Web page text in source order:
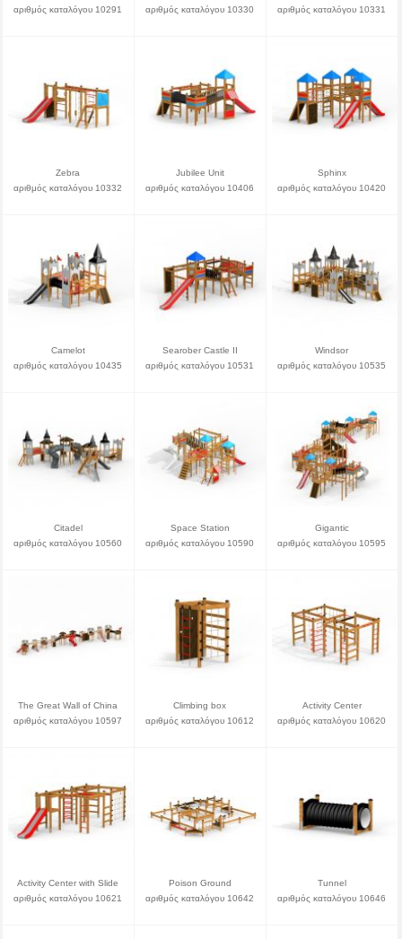
αριθμός καταλόγου 10291 αριθμός καταλόγου 10330 αριθμός καταλόγου 10331
Zebra
αριθμός καταλόγου 10332
Jubilee Unit
αριθμός καταλόγου 10406
Sphinx
αριθμός καταλόγου 10420
Camelot
αριθμός καταλόγου 10435
Searober Castle II
αριθμός καταλόγου 10531
Windsor
αριθμός καταλόγου 10535
Citadel
αριθμός καταλόγου 10560
Space Station
αριθμός καταλόγου 10590
Gigantic
αριθμός καταλόγου 10595
The Great Wall of China
αριθμός καταλόγου 10597
Climbing box
αριθμός καταλόγου 10612
Activity Center
αριθμός καταλόγου 10620
Activity Center with Slide
αριθμός καταλόγου 10621
Poison Ground
αριθμός καταλόγου 10642
Tunnel
αριθμός καταλόγου 10646